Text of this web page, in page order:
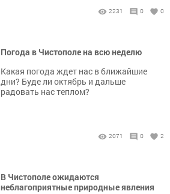
2231 0 0
Погода в Чистополе на всю неделю
Какая погода ждет нас в ближайшие
дни? Буде ли октябрь и дальше
радовать нас теплом?
2071 0 2
В Чистополе ожидаются
неблагоприятные природные явления